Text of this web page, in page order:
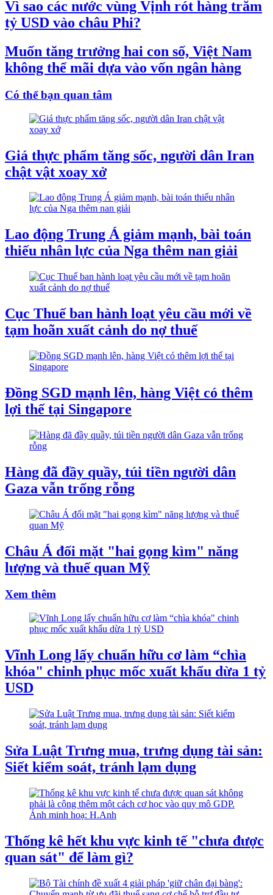
Vì sao các nước vùng Vịnh rót hàng trăm
tỷ USD vào châu Phi?
Muốn tăng trưởng hai con số, Việt Nam
không thể mãi dựa vào vốn ngân hàng
Có thể bạn quan tâm
Giá thực phẩm tăng sốc, người dân Iran
chật vật xoay xở
Lao động Trung Á giảm mạnh, bài toán
thiếu nhân lực của Nga thêm nan giải
Cục Thuế ban hành loạt yêu cầu mới về
tạm hoãn xuất cảnh do nợ thuế
Đồng SGD mạnh lên, hàng Việt có thêm
lợi thế tại Singapore
Hàng đã đầy quầy, túi tiền người dân
Gaza vẫn trống rỗng
Châu Á đối mặt "hai gọng kìm" năng
lượng và thuế quan Mỹ
Xem thêm
Vĩnh Long lấy chuẩn hữu cơ làm “chìa
khóa" chinh phục mốc xuất khẩu dừa 1 tỷ
USD
Sửa Luật Trưng mua, trưng dụng tài sản:
Siết kiểm soát, tránh lạm dụng
Thống kê hết khu vực kinh tế "chưa được
quan sát" để làm gì?